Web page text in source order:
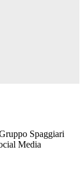
Spaggiari
Media